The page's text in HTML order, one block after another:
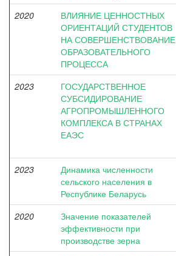
2020
ВЛИЯНИЕ ЦЕННОСТНЫХ
ОРИЕНТАЦИЙ СТУДЕНТОВ
НА СОВЕРШЕНСТВОВАНИЕ
ОБРАЗОВАТЕЛЬНОГО
ПРОЦЕССА
2023
ГОСУДАРСТВЕННОЕ
СУБСИДИРОВАНИЕ
АГРОПРОМЫШЛЕННОГО
КОМПЛЕКСА В СТРАНАХ
ЕАЭС
2023
Динамика численности
сельского населения в
Республике Беларусь
2020
Значение показателей
эффективности при
производстве зерна